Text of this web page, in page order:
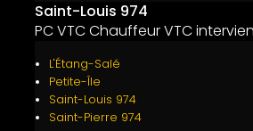
Saint-Louis 974
PC VTC Chauffeur VTC
L'Étang-Salé
Petite-Île
Saint-Louis 974
Saint-Pierre 974